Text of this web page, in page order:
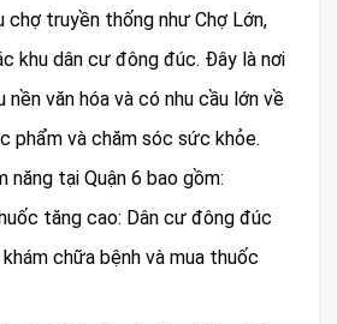
chợ truyền thống như Chợ Lớn,
khu dân cư đông đúc. Đây là nơi
nền văn hóa và có nhu cầu lớn về
phẩm và chăm sóc sức khỏe.
tại Quận 6 bao gồm:
tăng cao: Dân cư đông đúc
chữa bệnh và mua thuốc